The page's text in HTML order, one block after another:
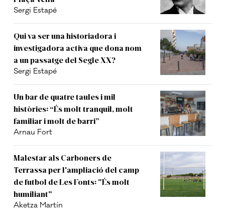
Sergi Estapé
Qui va ser una historiadora i
investigadora activa que dona nom
a un passatge del Segle XX?
Sergi Estapé
Un bar de quatre taules i mil
històries: “És molt tranquil, molt
familiar i molt de barri”
Arnau Fort
Malestar als Carboners de
Terrassa per l'ampliació del camp
de futbol de Les Fonts: "És molt
humiliant"
Aketza Martín